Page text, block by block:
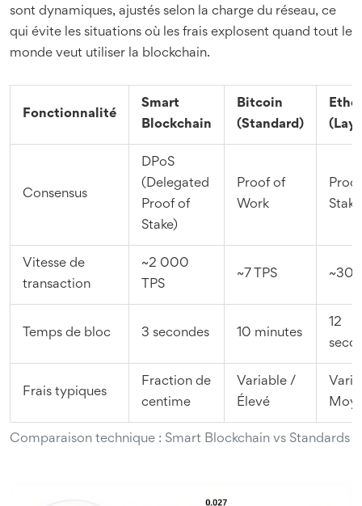
sont dynamiques, ajustés selon la charge du réseau, ce
qui évite les situations où les frais explosent quand tout le
monde veut utiliser la blockchain.
Comparaison technique : Smart Blockchain vs Standards
Fonctionnalité
Smart
Blockchain
Bitcoin
(Standard)
Consensus
DPoS
(Delegated
Proof of
Stake)
Proof of
Work
Stake
Vitesse de
transaction
~2 000
TPS
~7 TPS ~30
Temps de bloc 3 secondes 10 minutes
12
Frais typiques
Fraction de
centime
Variable /
Élevé